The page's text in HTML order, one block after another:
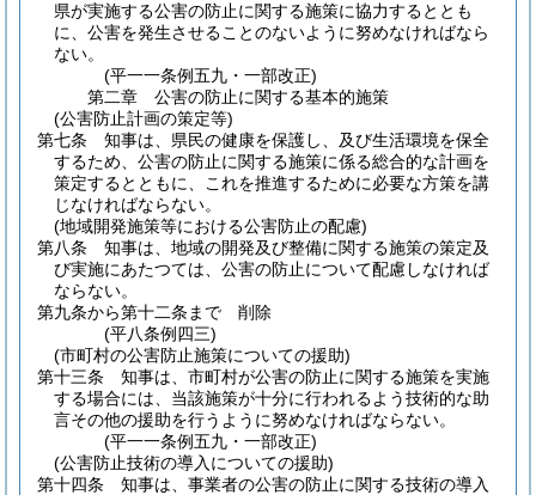
県が実施する公害の防止に関する施策に協力するととも
に、公害を発生させることのないように努めなければなら
ない。
(平一一条例五九・一部改正)
第二章
公害の防止に関する基本的施策
(公害防止計画の策定等)
第七条
知事は、県民の健康を保護し、及び生活環境を保全
するため、公害の防止に関する施策に係る総合的な計画を
策定するとともに、これを推進するために必要な方策を講
じなければならない。
(地域開発施策等における公害防止の配慮)
第八条
知事は、地域の開発及び整備に関する施策の策定及
び実施にあたつては、公害の防止について配慮しなければ
ならない。
第九条から第十二条まで
削除
(平八条例四三)
(市町村の公害防止施策についての援助)
第十三条
知事は、市町村が公害の防止に関する施策を実施
する場合には、当該施策が十分に行われるよう技術的な助
言その他の援助を行うように努めなければならない。
(平一一条例五九・一部改正)
(公害防止技術の導入についての援助)
第十四条
知事は、事業者の公害の防止に関する技術の導入